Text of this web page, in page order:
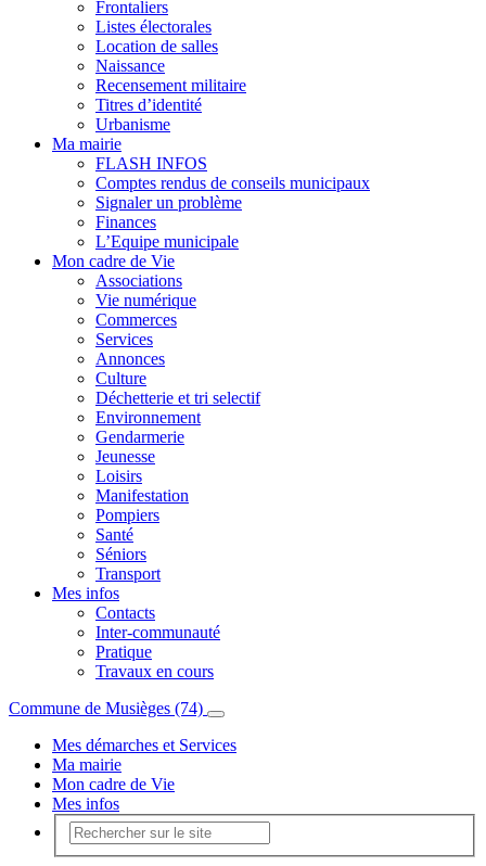
Frontaliers
Listes électorales
Location de salles
Naissance
Recensement militaire
Titres d’identité
Urbanisme
Ma mairie
FLASH INFOS
Comptes rendus de conseils municipaux
Signaler un problème
Finances
L’Equipe municipale
Mon cadre de Vie
Associations
Vie numérique
Commerces
Services
Annonces
Culture
Déchetterie et tri selectif
Environnement
Gendarmerie
Jeunesse
Loisirs
Manifestation
Pompiers
Santé
Séniors
Transport
Mes infos
Contacts
Inter-communauté
Pratique
Travaux en cours
Commune de Musièges (74)
Mes démarches et Services
Ma mairie
Mon cadre de Vie
Mes infos